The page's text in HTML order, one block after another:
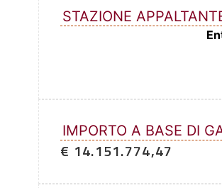
STAZIONE
IMPORTO A BASE DI
€ 14.151.774,47